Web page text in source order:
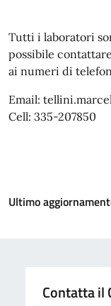
Tutti i laboratori
possibile
ai numeri di
Email:
Cell: 335-207850
Ultimo
Contatta il